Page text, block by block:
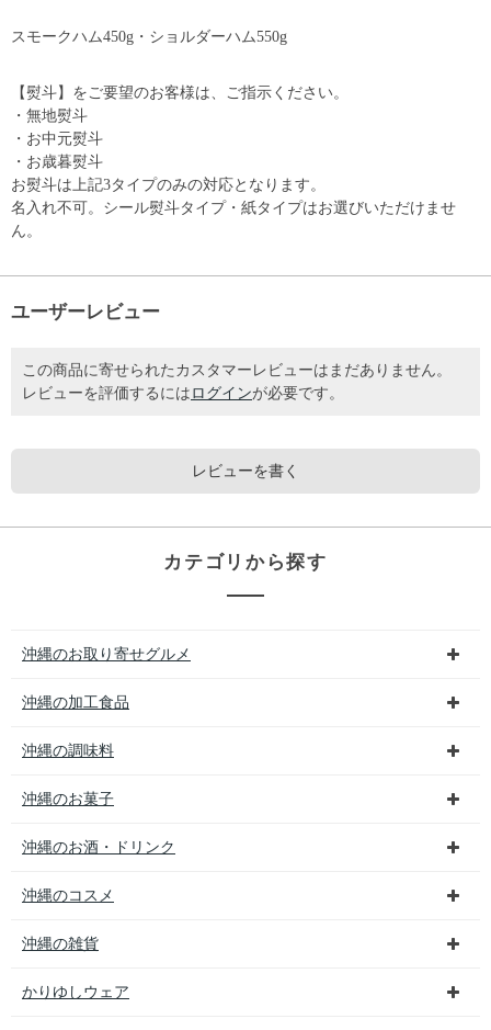
スモークハム450g・ショルダーハム550g
【熨斗】をご要望のお客様は、ご指示ください。
・無地熨斗
・お中元熨斗
・お歳暮熨斗
お熨斗は上記3タイプのみの対応となります。
名入れ不可。シール熨斗タイプ・紙タイプはお選びいただけませ
ん。
ユーザーレビュー
この商品に寄せられたカスタマーレビューはまだありません。
レビューを評価するには ログインが必要です。
レビューを書く
カテゴリから探す
沖縄のお取り寄せグルメ
沖縄の加工食品
沖縄の調味料
沖縄のお菓子
沖縄のお酒・ドリンク
沖縄のコスメ
沖縄の雑貨
かりゆしウェア